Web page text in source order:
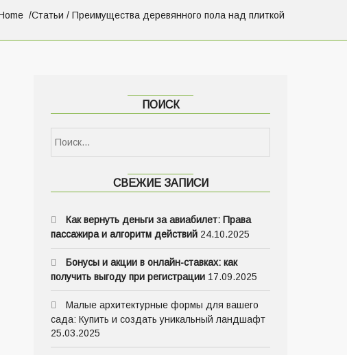
Статьи / Преимущества деревянного пола над плиткой
ПОИСК
СВЕЖИЕ ЗАПИСИ
Как вернуть деньги за авиабилет: Права
пассажира и алгоритм действий 24.10.2025
Бонусы и акции в онлайн-ставках: как
получить выгоду при регистрации 17.09.2025
Малые архитектурные формы для вашего
сада: Купить и создать уникальный ландшафт
25.03.2025